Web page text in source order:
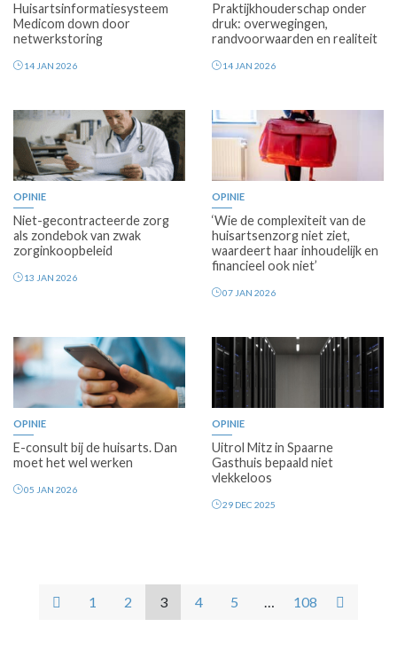
Huisartsinformatiesysteem
Medicom down door
netwerkstoring
14 JAN 2026
Praktijkhouderschap onder
druk: overwegingen,
randvoorwaarden en realiteit
14 JAN 2026
Premium
OPINIE
Niet-gecontracteerde zorg
als zondebok van zwak
zorginkoopbeleid
13 JAN 2026
Premium
OPINIE
‘Wie de complexiteit van de
huisartsenzorg niet ziet,
waardeert haar inhoudelijk en
financieel ook niet’
07 JAN 2026
Premium
OPINIE
E-consult bij de huisarts. Dan
moet het wel werken
05 JAN 2026
OPINIE
Uitrol Mitz in Spaarne
Gasthuis bepaald niet
vlekkeloos
29 DEC 2025
1 2 3 4 5 … 108